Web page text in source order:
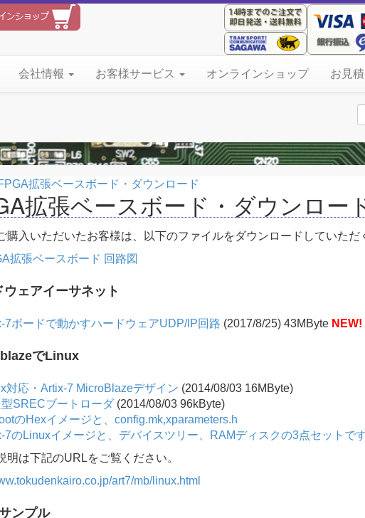
会社情報 お客様サービス オンラインショップ お見
拡張ベースボード・ダウンロード
拡張ベースボード・ダウンロー
購入いただいたお客様は、以下のファイルをダウンロードしていただ
拡張ベースボード 回路図
ウェアイーサネット
7ボードで動かすハードウェアUDP/IP回路 (2017/8/25) 43MByte NEW!
でLinux
対応・Artix-7 MicroBlazeデザイン (2014/08/03 16MByte)
SRECブートローダ(2014/08/03 96kByte)
のHexイメージと、config.mk,xparameters.h
7のLinuxイメージと、デバイスツリー、RAMディスクの3点セットで
明は下記のURLをご覧ください。
art7/mb/linux.html
ンプル